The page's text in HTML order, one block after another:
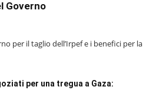
Governo
per il taglio dell’Irpef e i benefici per la
per una tregua a Gaza: